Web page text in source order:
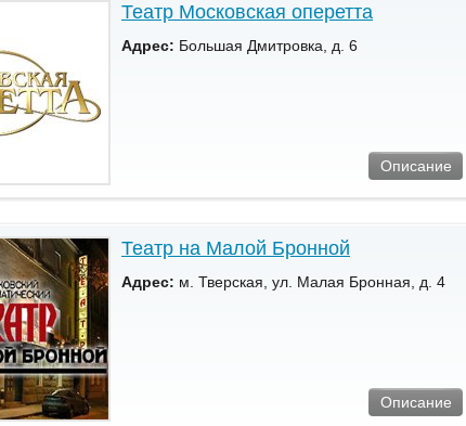
Театр Московская оперетта
Адрес: Большая Дмитровка, д. 6
Описание
Театр на Малой Бронной
Адрес: м. Тверская, ул. Малая Бронная, д. 4
Описание